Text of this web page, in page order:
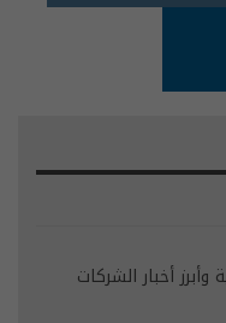
وأبرز أخبار الشركات